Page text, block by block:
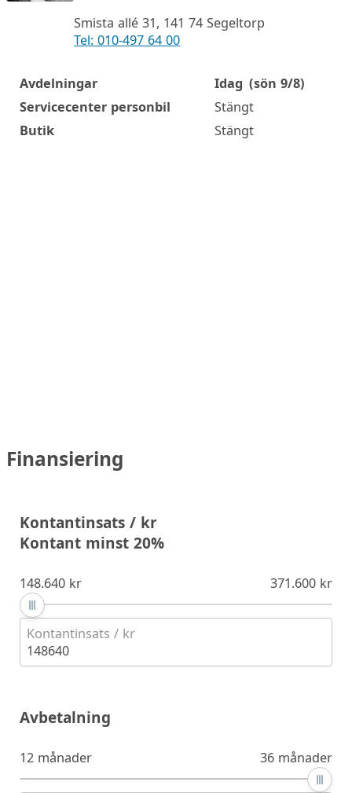
Smista allé 31, 141 74 Segeltorp
Tel: 010-497 64 00
Öppettider
Avdelningar Idag (sön 9/8)
Servicecenter personbil
Stängt
Butik
Stängt
Finansiering
Kontantinsats / kr
Kontant minst 20%
148.640 kr 371.600 kr
Kontantinsats / kr
148640
Avbetalning
12 månader 36 månader